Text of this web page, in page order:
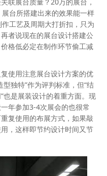
台所搭建出来的效果能一样
工艺及周期大打折扣，只为
者说现在的展台设计搭建公
格低必定在制作环节偷工减
使用注意展台设计方案的优
独特”作为评判标准，但“结
也是展装设计的着重方面。现
年参加3-4次展会的也很常
复使用的布展方式，如果敲
，这样即节约设计时间又节